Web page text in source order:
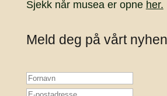
Sjekk når musea er opne her.
Meld deg på vårt